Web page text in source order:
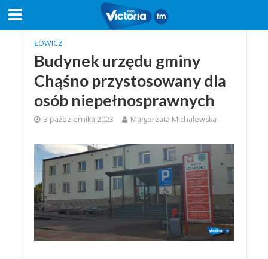
ŁOWICZ
Budynek urzędu gminy
Chąśno przystosowany dla
osób niepełnosprawnych
3 października 2023 Małgorzata Michalewska